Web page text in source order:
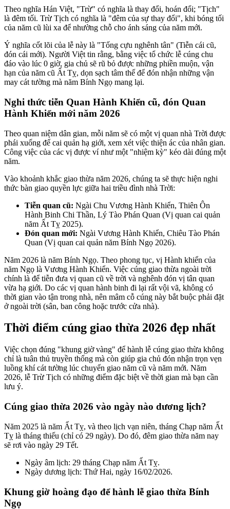
Theo nghĩa Hán Việt, "Trừ" có nghĩa là thay đổi, hoán đổi; "Tịch"
là đêm tối. Trừ Tịch có nghĩa là "đêm của sự thay đổi", khi bóng tối
của năm cũ lùi xa để nhường chỗ cho ánh sáng của năm mới.
Ý nghĩa cốt lõi của lễ này là "Tống cựu nghênh tân" (Tiễn cái cũ,
đón cái mới). Người Việt tin rằng, bằng việc tổ chức lễ cúng chu
đáo vào lúc 0 giờ, gia chủ sẽ rũ bỏ được những phiền muộn, vận
hạn của năm cũ Ất Tỵ, dọn sạch tâm thế để đón nhận những vận
may cát tường mà năm Bính Ngọ mang lại.
Nghi thức tiễn Quan Hành Khiển cũ, đón Quan
Hành Khiển mới năm 2026
Theo quan niệm dân gian, mỗi năm sẽ có một vị quan nhà Trời được
phái xuống để cai quản hạ giới, xem xét việc thiện ác của nhân gian.
Công việc của các vị được ví như một "nhiệm kỳ" kéo dài đúng một
năm.
Vào khoảnh khắc giao thừa năm 2026, chúng ta sẽ thực hiện nghi
thức bàn giao quyền lực giữa hai triều đình nhà Trời:
Tiễn quan cũ: Ngài Chu Vương Hành Khiển, Thiên Ôn
Hành Binh Chi Thần, Lý Tào Phán Quan (Vị quan cai quản
năm Ất Tỵ 2025).
Đón quan mới: Ngài Vương Hành Khiển, Chiêu Tào Phán
Quan (Vị quan cai quản năm Bính Ngọ 2026).
Năm 2026 là năm Bính Ngọ. Theo phong tục, vị Hành khiển của
năm Ngọ là Vương Hành Khiển. Việc cúng giao thừa ngoài trời
chính là để tiễn đưa vị quan cũ về trời và nghênh đón vị tân quan
vừa hạ giới. Do các vị quan hành binh đi lại rất vội vã, không có
thời gian vào tận trong nhà, nên mâm cỗ cúng này bắt buộc phải đặt
ở ngoài trời (sân, ban công hoặc trước cửa nhà).
Thời điểm cúng giao thừa 2026 đẹp nhất
Việc chọn đúng "khung giờ vàng" để hành lễ cúng giao thừa không
chỉ là tuân thủ truyền thống mà còn giúp gia chủ đón nhận trọn vẹn
luồng khí cát tường lúc chuyển giao năm cũ và năm mới. Năm
2026, lễ Trừ Tịch có những điểm đặc biệt về thời gian mà bạn cần
lưu ý.
Cúng giao thừa 2026 vào ngày nào dương lịch?
Năm 2025 là năm Ất Tỵ, và theo lịch vạn niên, tháng Chạp năm Ất
Tỵ là tháng thiếu (chỉ có 29 ngày). Do đó, đêm giao thừa năm nay
sẽ rơi vào ngày 29 Tết.
Ngày âm lịch: 29 tháng Chạp năm Ất Tỵ.
Ngày dương lịch: Thứ Hai, ngày 16/02/2026.
Khung giờ hoàng đạo để hành lễ giao thừa Bính
Ngọ